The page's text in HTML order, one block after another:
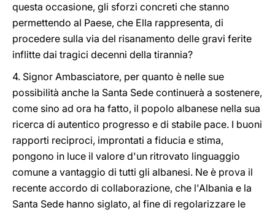
questa occasione, gli sforzi concreti che stanno
permettendo al Paese, che Ella rappresenta, di
procedere sulla via del risanamento delle gravi ferite
inflitte dai tragici decenni della tirannia?
4. Signor Ambasciatore, per quanto è nelle sue
possibilità anche la Santa Sede continuerà a sostenere,
come sino ad ora ha fatto, il popolo albanese nella sua
ricerca di autentico progresso e di stabile pace. I buoni
rapporti reciproci, improntati a fiducia e stima,
pongono in luce il valore d'un ritrovato linguaggio
comune a vantaggio di tutti gli albanesi. Ne è prova il
recente accordo di collaborazione, che l'Albania e la
Santa Sede hanno siglato, al fine di regolarizzare le